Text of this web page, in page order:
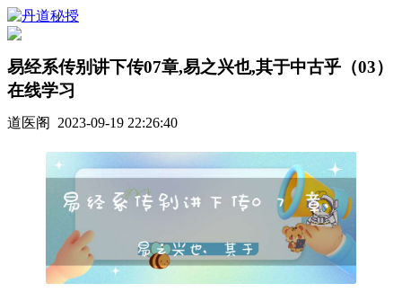
易经系传别讲下传07章,易之兴也,其于中古乎（03）
在线学习
道医阁 2023-09-19 22:26:40